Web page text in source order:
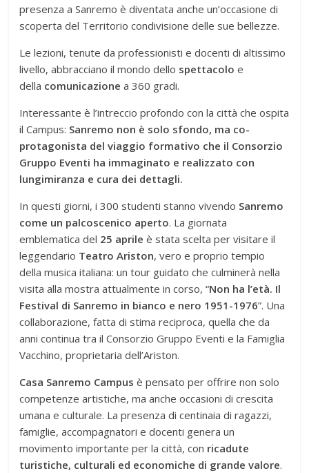
presenza a Sanremo è diventata anche un’occasione di
scoperta del Territorio condivisione delle sue bellezze.
Le lezioni, tenute da professionisti e docenti di altissimo
livello, abbracciano il mondo dello spettacolo e
della comunicazione a 360 gradi.
Interessante è l’intreccio profondo con la città che ospita
il Campus: Sanremo non è solo sfondo, ma co-
protagonista del viaggio formativo che il Consorzio
Gruppo Eventi ha immaginato e realizzato con
lungimiranza e cura dei dettagli.
In questi giorni, i 300 studenti stanno vivendo Sanremo
come un palcoscenico aperto. La giornata
emblematica del 25 aprileè stata scelta per visitare il
leggendario Teatro Ariston, vero e proprio tempio
della musica italiana: un tour guidato che culminerà nella
visita alla mostra attualmente in corso, “Non ha l’età. Il
Festival di Sanremo in bianco e nero 1951-1976”. Una
collaborazione, fatta di stima reciproca, quella che da
anni continua tra il Consorzio Gruppo Eventi e la Famiglia
Vacchino, proprietaria dell’Ariston.
Casa Sanremo Campus è pensato per offrire non solo
competenze artistiche, ma anche occasioni di crescita
umana e culturale. La presenza di centinaia di ragazzi,
famiglie, accompagnatori e docenti genera un
movimento importante per la città, con ricadute
turistiche, culturali ed economiche di grande valore.